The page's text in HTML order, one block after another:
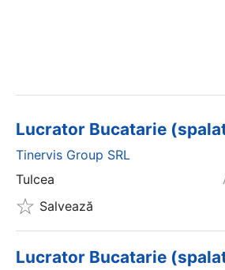
Lucrator Bucatarie
Tinervis Group SRL
Tulcea
Salvează
Lucrator Bucatarie